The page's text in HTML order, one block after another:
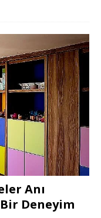
Anı
Deneyim